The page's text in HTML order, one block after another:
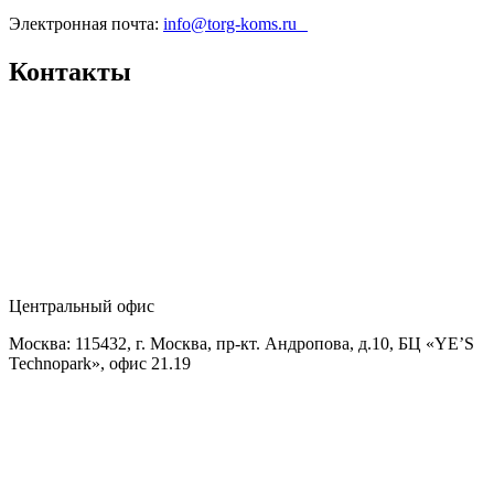
Электронная почта: info@torg-koms.ru
Контакты
Центральный офис
Москва: 115432, г. Москва, пр-кт. Андропова, д.10, БЦ «YE’S
Technopark», офис 21.19